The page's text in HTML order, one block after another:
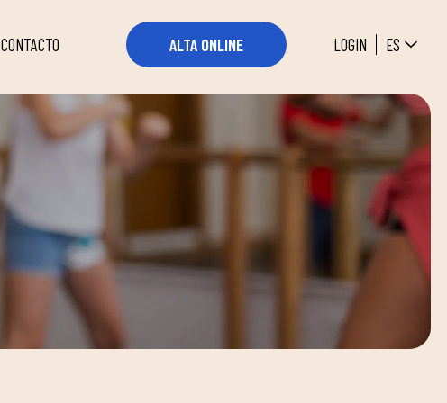
CONTACTO ALTA ONLINE LOGIN ES